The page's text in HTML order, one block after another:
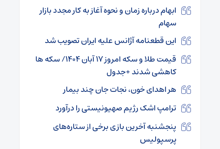
ابهام درباره زمان و نحوه آغاز به کار مجدد بازار
سهام
این قطعنامه آژانس علیه ایران تصویب شد
قیمت طلا و سکه امروز ۱۷ آبان ۱۴۰۴/ سکه ها
کاهشی شدند +جدول
هر اهدای خون، نجات جان چند بیمار
ترامپ اشک رژیم صهیونیستی را درآورد
پنجشنبه آخرین بازی برخی از ستاره‌های
پرسپولیس